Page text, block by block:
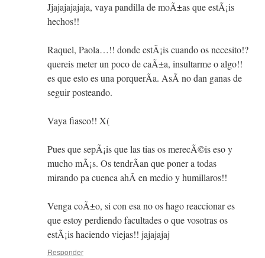
Jjajajajajaja, vaya pandilla de moÃ±as que estÃ¡is
hechos!!
Raquel, Paola…!! donde estÃ¡is cuando os necesito!?
quereis meter un poco de caÃ±a, insultarme o algo!!
es que esto es una porquerÃ­a. AsÃ­ no dan ganas de
seguir posteando.
Vaya fiasco!! X(
Pues que sepÃ¡is que las tias os merecÃ©is eso y
mucho mÃ¡s. Os tendrÃ­an que poner a todas
mirando pa cuenca ahÃ­ en medio y humillaros!!
Venga coÃ±o, si con esa no os hago reaccionar es
que estoy perdiendo facultades o que vosotras os
estÃ¡is haciendo viejas!! jajajajaj
Responder